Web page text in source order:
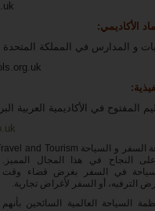
الأكاديمي:
و المدارس في المملكة المتحدة
المفتوح في الأكاديمية العربية
النجاح في هذا المجال المميز.
في السفر بغرض قضاء وقت
الترفيه، أو السفر لأغراض تجارية.
السياحة العالمية السائحين بأنهم